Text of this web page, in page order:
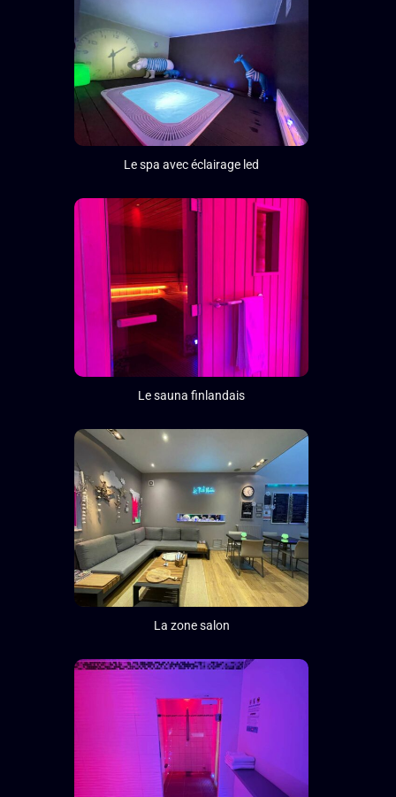
Le spa avec éclairage led
Le sauna finlandais
La zone salon